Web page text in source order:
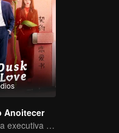
Anoitecer
A diretora executiva se apaixonou pelo seu novo contrato